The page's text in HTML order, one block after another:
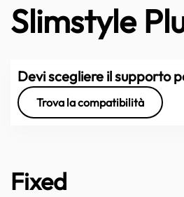
Slimstyle
Devi scegliere il supporto
Trova la compatibilità
Fixed